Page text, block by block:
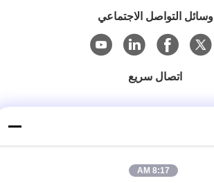
وسائل التواصل الاجتماعي
اتصال سريع
contact@njdecowell.com 8:17 AM